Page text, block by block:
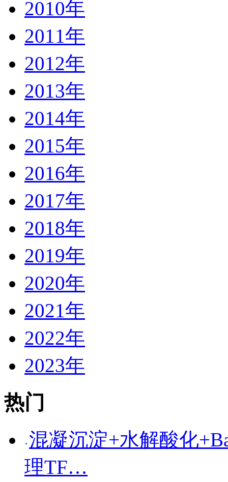
2010年
2011年
2012年
2013年
2014年
2015年
2016年
2017年
2018年
2019年
2020年
2021年
2022年
2023年
热门
混凝沉淀+水解酸化
理TF…